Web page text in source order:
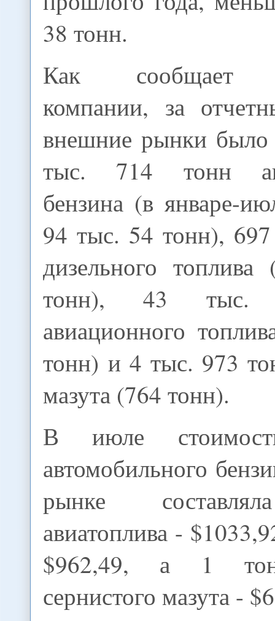
38 тонн.
Как сообщает
компании, за
внешние рынки было
тыс. 714 тонн
бензина (в январе-
94 тыс. 54 тонн),
дизельного
тонн), 43 тыс.
авиационного
тонн) и 4 тыс. 973
мазута (764 тонн).
В июле
автомобильного
рынке
авиатоплива -
$962,49, а 1
сернистого мазута -